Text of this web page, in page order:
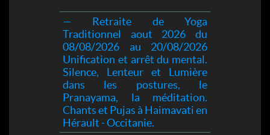
— Retraite de Yoga
Traditionnel aout 2026 du
08/08/2026 au 20/08/2026
Unification et arrêt du mental.
Silence, Lenteur et Lumière
dans les postures, le
Pranayama, la méditation.
Chants et Pujas à Haimavati en
Hérault - Occitanie.